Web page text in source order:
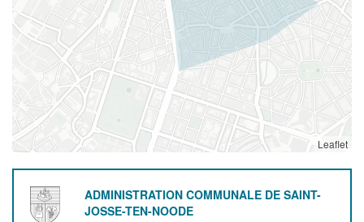
Leaflet
ADMINISTRATION COMMUNALE DE SAINT-
JOSSE-TEN-NOODE